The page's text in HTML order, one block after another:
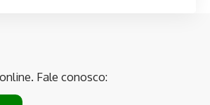
Fale conosco: